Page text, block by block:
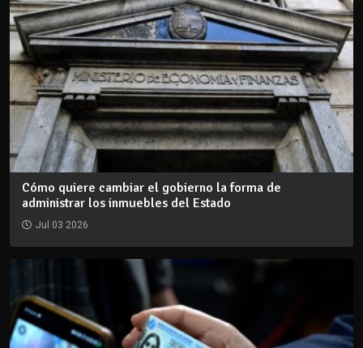
Cómo quiere cambiar el gobierno la forma de
administrar los inmuebles del Estado
Jul 03 2026